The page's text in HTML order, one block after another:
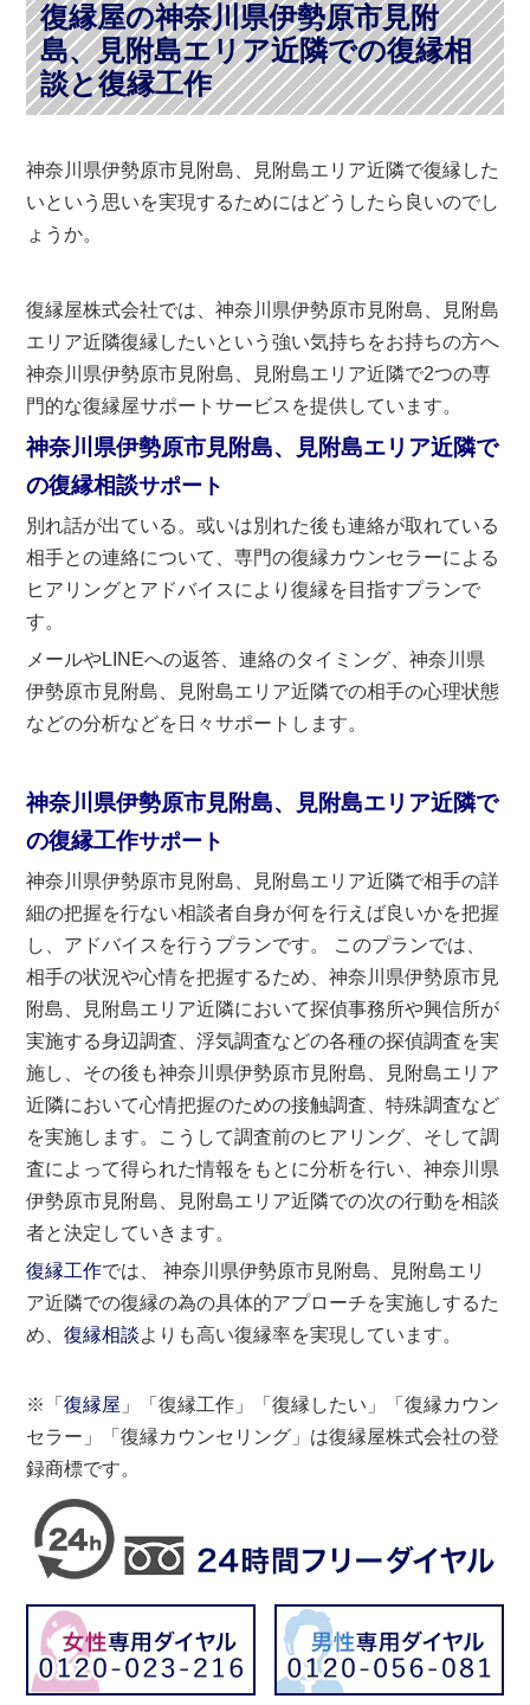
復縁屋の神奈川県伊勢原市見附
島、見附島エリア近隣での復縁相
談と復縁工作
神奈川県伊勢原市見附島、見附島エリア近隣で復縁した
いという思いを実現するためにはどうしたら良いのでし
ょうか。
復縁屋株式会社では、神奈川県伊勢原市見附島、見附島
エリア近隣復縁したいという強い気持ちをお持ちの方へ
神奈川県伊勢原市見附島、見附島エリア近隣で2つの専
門的な復縁屋サポートサービスを提供しています。
神奈川県伊勢原市見附島、見附島エリア近隣で
の復縁相談サポート
別れ話が出ている。或いは別れた後も連絡が取れている
相手との連絡について、専門の復縁カウンセラーによる
ヒアリングとアドバイスにより復縁を目指すプランで
す。
メールやLINEへの返答、連絡のタイミング、神奈川県
伊勢原市見附島、見附島エリア近隣での相手の心理状態
などの分析などを日々サポートします。
神奈川県伊勢原市見附島、見附島エリア近隣で
の復縁工作サポート
神奈川県伊勢原市見附島、見附島エリア近隣で相手の詳
細の把握を行ない相談者自身が何を行えば良いかを把握
し、アドバイスを行うプランです。 このプランでは、
相手の状況や心情を把握するため、神奈川県伊勢原市見
附島、見附島エリア近隣において探偵事務所や興信所が
実施する身辺調査、浮気調査などの各種の探偵調査を実
施し、その後も神奈川県伊勢原市見附島、見附島エリア
近隣において心情把握のための接触調査、特殊調査など
を実施します。こうして調査前のヒアリング、そして調
査によって得られた情報をもとに分析を行い、神奈川県
伊勢原市見附島、見附島エリア近隣での次の行動を相談
者と決定していきます。
復縁工作では、 神奈川県伊勢原市見附島、見附島エリ
ア近隣での復縁の為の具体的アプローチを実施しするた
め、復縁相談よりも高い復縁率を実現しています。
※「復縁屋 」「復縁工作」「復縁したい」「復縁カウン
セラー」「復縁カウンセリング」は復縁屋株式会社の登
録商標です。